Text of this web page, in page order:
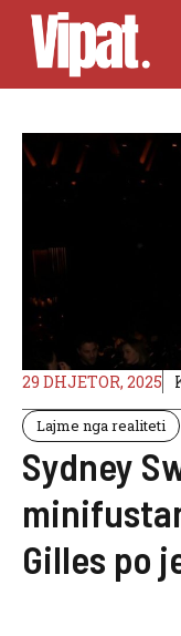
Skip
content
29 DHJETOR, 2025
Lajme nga realiteti
Sydney
Gilles po